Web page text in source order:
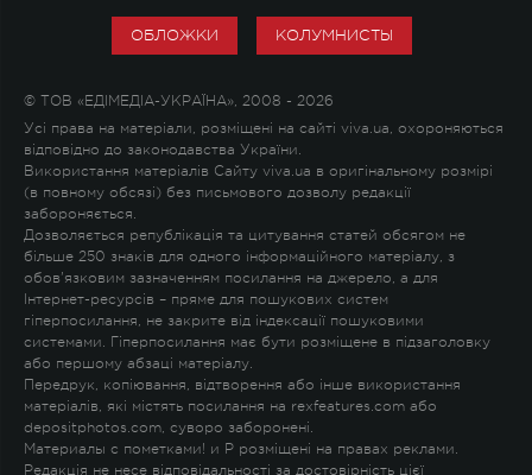
ОБЛОЖКИ КОЛУМНИСТЫ
© ТОВ «ЕДІМЕДІА-УКРАЇНА», 2008 - 2026
Усі права на матеріали, розміщені на сайті viva.ua, охороняються
відповідно до законодавства України.
Використання матеріалів Сайту viva.ua в оригінальному розмірі
(в повному обсязі) без письмового дозволу редакції
забороняється.
Дозволяється републікація та цитування статей обсягом не
більше 250 знаків для одного інформаційного матеріалу, з
обов'язковим зазначенням посилання на джерело, а для
Інтернет-ресурсів – пряме для пошукових систем
гіперпосилання, не закрите від індексації пошуковими
системами. Гіперпосилання має бути розміщене в підзаголовку
або першому абзаці матеріалу.
Передрук, копіювання, відтворення або інше використання
матеріалів, які містять посилання на rexfeatures.com або
depositphotos.com, суворо заборонені.
Материалы с пометками! и P розміщені на правах реклами.
Редакція не несе відповідальності за достовірність цієї